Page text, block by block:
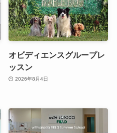
オビディエンスグループレ
ッスン
2026年8月4日